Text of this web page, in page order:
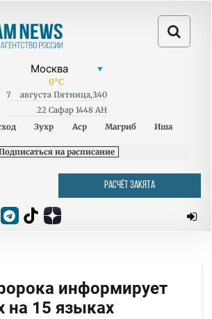
0°C
7 августа Пятница,3:40
22 Сафар 1448 AH
Зухр Аср Магриб Иша
на расписание
РАСЧЁТ ЗАКЯТА
информирует
на 15 языках